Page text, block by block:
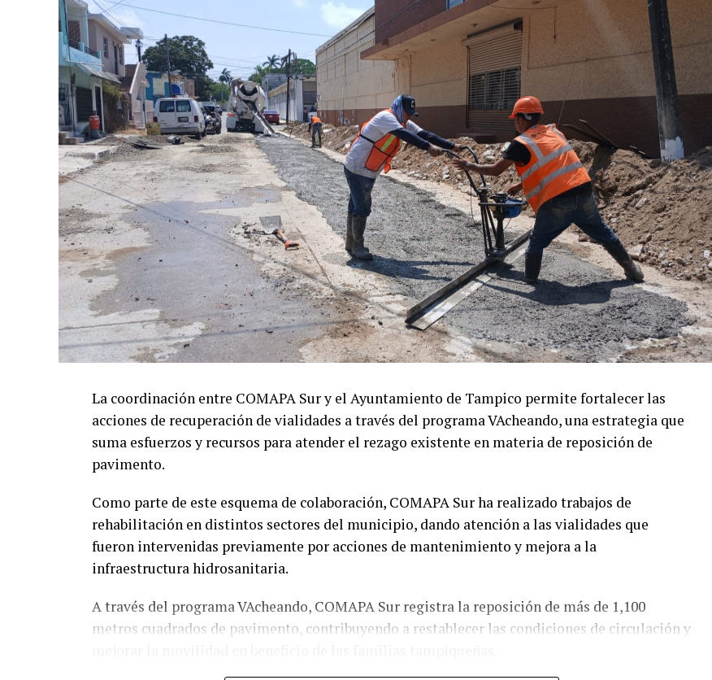
La coordinación entre COMAPA Sur y el Ayuntamiento de Tampico permite fortalecer las
acciones de recuperación de vialidades a través del programa VAcheando, una estrategia que
suma esfuerzos y recursos para atender el rezago existente en materia de reposición de
pavimento.
Como parte de este esquema de colaboración, COMAPA Sur ha realizado trabajos de
rehabilitación en distintos sectores del municipio, dando atención a las vialidades que
fueron intervenidas previamente por acciones de mantenimiento y mejora a la
infraestructura hidrosanitaria.
A través del programa VAcheando, COMAPA Sur registra la reposición de más de 1,100
metros cuadrados de pavimento, contribuyendo a restablecer las condiciones de circulación y